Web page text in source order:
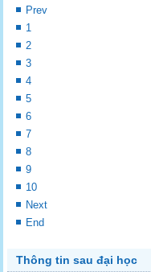
Prev
1
2
3
4
5
6
7
8
9
10
Next
End
Thông tin sau đại học